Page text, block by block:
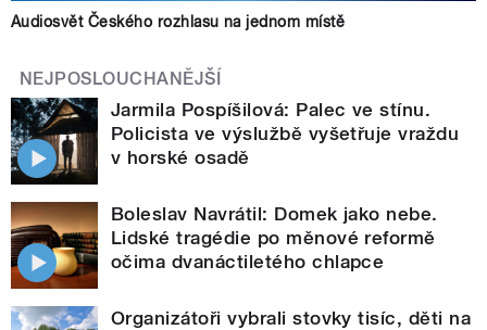
Audiosvět Českého rozhlasu na jednom místě
NEJPOSLOUCHANĚJŠÍ
Jarmila Pospíšilová: Palec ve stínu.
Policista ve výslužbě vyšetřuje vraždu
v horské osadě
Boleslav Navrátil: Domek jako nebe.
Lidské tragédie po měnové reformě
očima dvanáctiletého chlapce
Organizátoři vybrali stovky tisíc, děti na